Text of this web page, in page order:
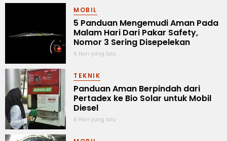
MOBIL
5 Panduan Mengemudi Aman Pada
Malam Hari Dari Pakar Safety,
Nomor 3 Sering Disepelekan
6 Hari yang lalu
TEKNIK
Panduan Aman Berpindah dari
Pertadex ke Bio Solar untuk Mobil
Diesel
6 Hari yang lalu